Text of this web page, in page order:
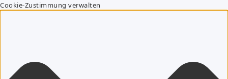
Cookie-Zustimmung verwalten